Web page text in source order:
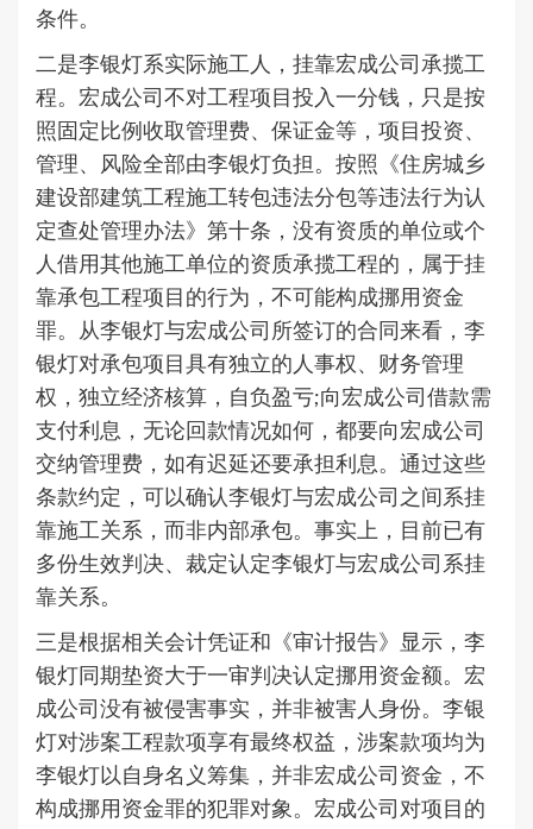
条件。
二是李银灯系实际施工人，挂靠宏成公司承揽工
程。宏成公司不对工程项目投入一分钱，只是按
照固定比例收取管理费、保证金等，项目投资、
管理、风险全部由李银灯负担。按照《住房城乡
建设部建筑工程施工转包违法分包等违法行为认
定查处管理办法》第十条，没有资质的单位或个
人借用其他施工单位的资质承揽工程的，属于挂
靠承包工程项目的行为，不可能构成挪用资金
罪。从李银灯与宏成公司所签订的合同来看，李
银灯对承包项目具有独立的人事权、财务管理
权，独立经济核算，自负盈亏;向宏成公司借款需
支付利息，无论回款情况如何，都要向宏成公司
交纳管理费，如有迟延还要承担利息。通过这些
条款约定，可以确认李银灯与宏成公司之间系挂
靠施工关系，而非内部承包。事实上，目前已有
多份生效判决、裁定认定李银灯与宏成公司系挂
靠关系。
三是根据相关会计凭证和《审计报告》显示，李
银灯同期垫资大于一审判决认定挪用资金额。宏
成公司没有被侵害事实，并非被害人身份。李银
灯对涉案工程款项享有最终权益，涉案款项均为
李银灯以自身名义筹集，并非宏成公司资金，不
构成挪用资金罪的犯罪对象。宏成公司对项目的